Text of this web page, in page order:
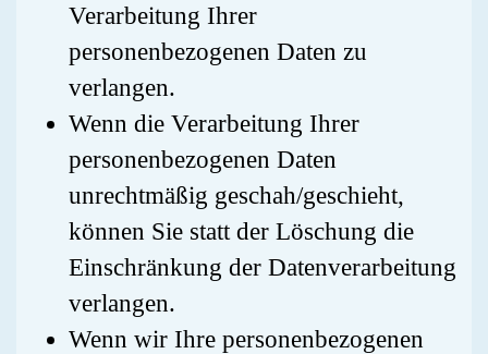
Verarbeitung Ihrer
personenbezogenen Daten zu
verlangen.
Wenn die Verarbeitung Ihrer
personenbezogenen Daten
unrechtmäßig geschah/geschieht,
können Sie statt der Löschung die
Einschränkung der Datenverarbeitung
verlangen.
Wenn wir Ihre personenbezogenen